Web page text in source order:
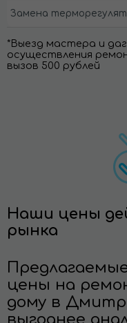
Замена
*Выезд мастера и
осуществления
вызов 500 рублей
Наши цены
рынка
цены на
дому в
выгоднее